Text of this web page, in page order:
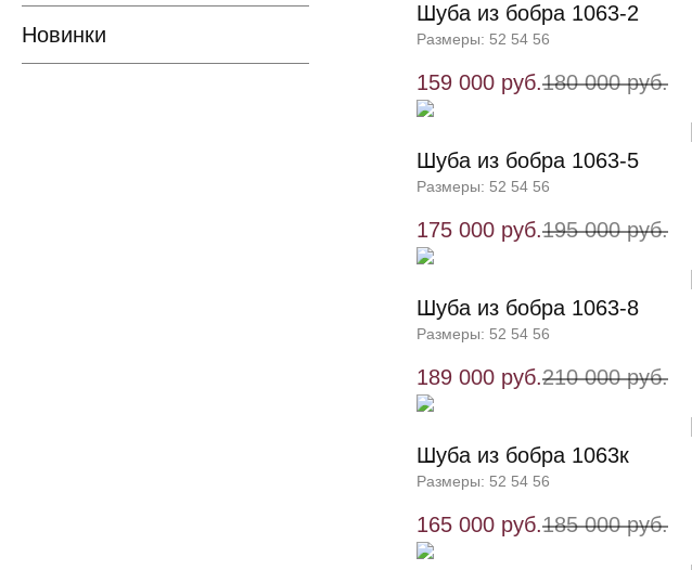
Новинки
Шуба из бобра 1063-2
Размеры: 52 54 56
159 000 руб.180 000 руб.
Шуба из бобра 1063-5
Размеры: 52 54 56
175 000 руб.195 000 руб.
Шуба из бобра 1063-8
Размеры: 52 54 56
189 000 руб.210 000 руб.
Шуба из бобра 1063к
Размеры: 52 54 56
165 000 руб.185 000 руб.